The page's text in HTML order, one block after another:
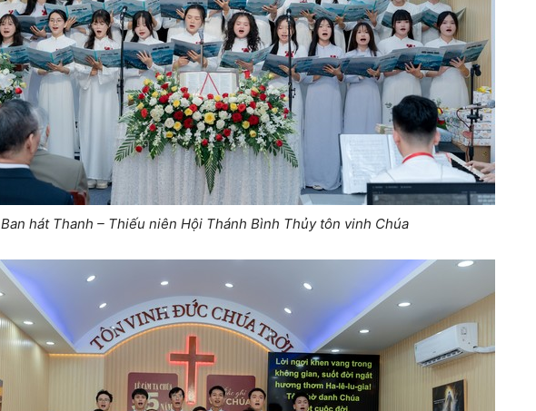
Ban hát Thanh – Thiếu niên Hội Thánh Bình Thủy tôn vinh Chúa